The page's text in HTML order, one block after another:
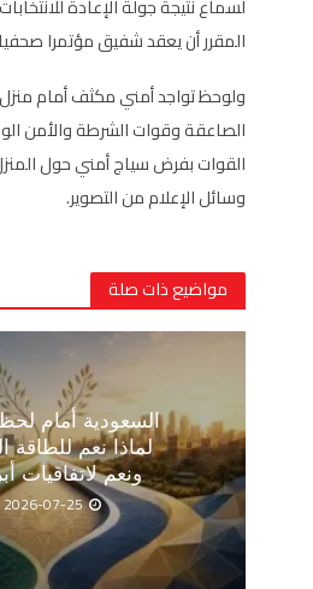
المقرر أن يعقد شفيق مؤتمرا
ولوحظ تواجد أمني مكثف أمام
الصاعقة وقوات الشرطة والأمن
القوات بفرض سياج أمني حول
وسائل الإعلام من التصوير.
مواضيع ذات صلة
السعودية أمام
لماذا نعم للطاقة
ونعم لاتفاقيات
2026-07-25